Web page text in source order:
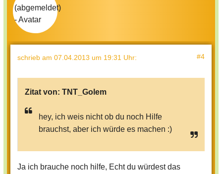
schrieb am 07.04.2013 um 19:31 Uhr: #4
Zitat von: TNT_Golem
hey, ich weis nicht ob du noch Hilfe
brauchst, aber ich würde es machen :)
Ja ich brauche noch hilfe, Echt du würdest das